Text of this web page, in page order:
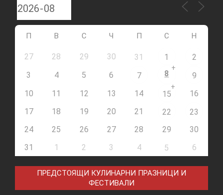
П В С Ч П С Н
27 28 29 30 31 1
2
3
4 5 6 7 8
+
9
10
11 12 13 14 15
+
16
17
18 19 20 21 22
23
24
25 26 27 28 29
30
31
1 2 3 4 5 6
ПРЕДСТОЯЩИ КУЛИНАРНИ ПРАЗНИЦИ И
ФЕСТИВАЛИ